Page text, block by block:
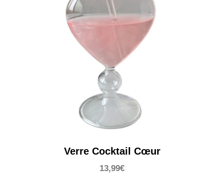
Verre Cocktail Cœur
13,99€